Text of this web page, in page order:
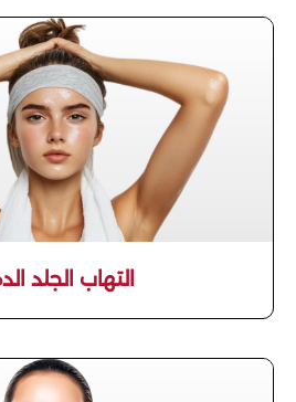
التهاب الجلد